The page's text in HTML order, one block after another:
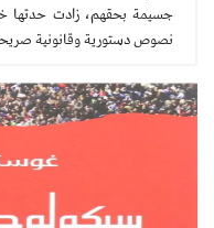
جسيمة بحقهم، زادت حدتها
نصوص دستورية وقانونية